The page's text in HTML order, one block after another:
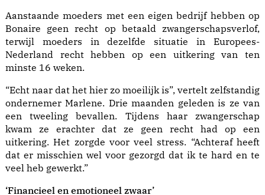
Aanstaande moeders met een eigen bedrijf hebben op
Bonaire geen recht op betaald zwangerschapsverlof,
terwijl moeders in dezelfde situatie in Europees-
Nederland recht hebben op een uitkering van ten
minste 16 weken.
“Echt naar dat het hier zo moeilijk is”, vertelt zelfstandig
ondernemer Marlene. Drie maanden geleden is ze van
een tweeling bevallen. Tijdens haar zwangerschap
kwam ze erachter dat ze geen recht had op een
uitkering. Het zorgde voor veel stress. “Achteraf heeft
dat er misschien wel voor gezorgd dat ik te hard en te
veel heb gewerkt.”
‘Financieel en emotioneel zwaar’